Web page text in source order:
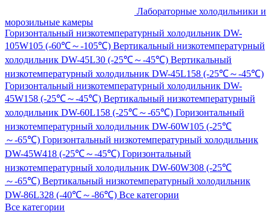
Лабораторные холодильники и
морозильные камеры
Горизонтальный низкотемпературный холодильник DW-
105W105 (-60℃～-105℃) Вертикальный низкотемпературный
холодильник DW-45L30 (-25℃～-45℃) Вертикальный
низкотемпературный холодильник DW-45L158 (-25℃～-45℃)
Горизонтальный низкотемпературный холодильник DW-
45W158 (-25℃～-45℃) Вертикальный низкотемпературный
холодильник DW-60L158 (-25℃～-65℃) Горизонтальный
низкотемпературный холодильник DW-60W105 (-25℃
～-65℃) Горизонтальный низкотемпературный холодильник
DW-45W418 (-25℃～-45℃) Горизонтальный
низкотемпературный холодильник DW-60W308 (-25℃
～-65℃) Вертикальный низкотемпературный холодильник
DW-86L328 (-40℃～-86℃) Все категории
Все категории